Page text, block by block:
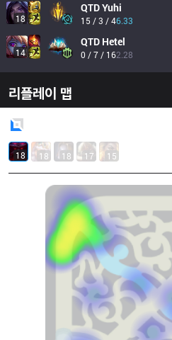
18
QTDYuhi
15 / 3 / 46.33
14
QTD Hetel
0 / 7 / 162.28
리플레이 맵
18 18 18 17 15